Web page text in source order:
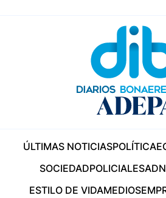
ÚLTIMAS NOTICIASPOLÍTICA
SOCIEDADPOLICIALES
ESTILO DE VIDAMEDIOS